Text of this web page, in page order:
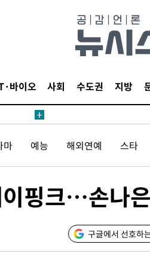
바이오 사회 수도권 지방
마 예능 해외연예 스타
핑크…손나
구글에서 선호하